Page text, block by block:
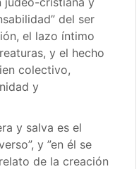
del ser
el lazo íntimo
y el hecho
colectivo,
y
y salva es el
y ”en él se
de la creación